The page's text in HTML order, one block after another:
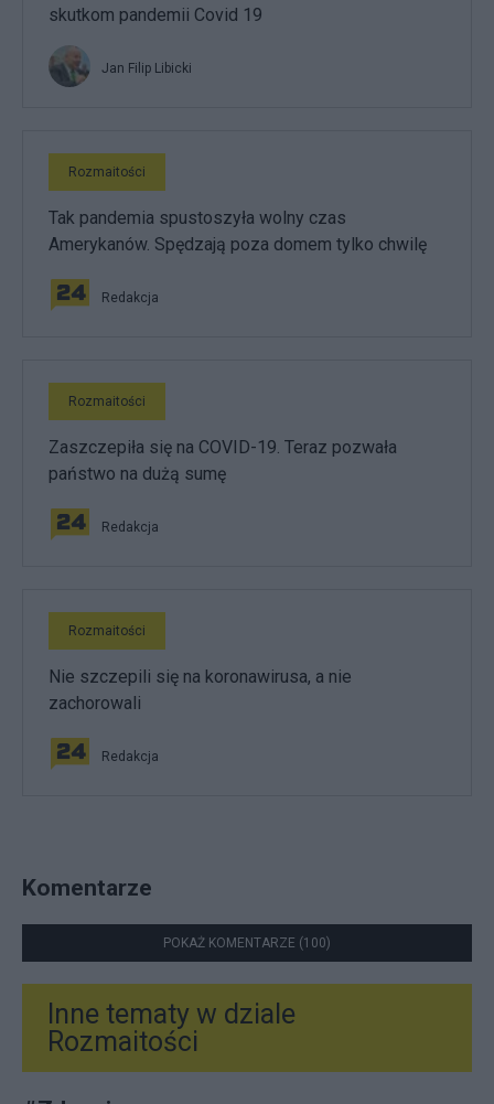
skutkom pandemii Covid 19
Jan Filip Libicki
Rozmaitości
Tak pandemia spustoszyła wolny czas
Amerykanów. Spędzają poza domem tylko chwilę
Redakcja
Rozmaitości
Zaszczepiła się na COVID-19. Teraz pozwała
państwo na dużą sumę
Redakcja
Rozmaitości
Nie szczepili się na koronawirusa, a nie
zachorowali
Redakcja
Komentarze
POKAŻ KOMENTARZE (100)
Inne tematy w dziale
Rozmaitości